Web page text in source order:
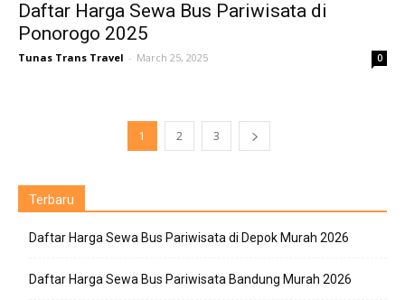
Daftar Harga Sewa Bus Pariwisata di
Ponorogo 2025
Tunas Trans Travel - March 25, 2025 0
1 2 3
Terbaru
Daftar Harga Sewa Bus Pariwisata di Depok Murah 2026
Daftar Harga Sewa Bus Pariwisata Bandung Murah 2026